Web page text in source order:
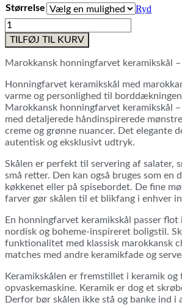
til
kr. 299,00
Størrelse
Ryd
Marokkansk
honningfarvet
keramikskål
Puk
TILFØJ TIL KURV
Marokkansk honningfarvet keramikskål
Honningfarvet keramikskål med
varme og personlighed til
Marokkansk honningfarvet keramikskål
med detaljerede håndinspirerede
creme og grønne nuancer. Det elegante
autentisk og eksklusivt udtryk.
Skålen er perfekt til servering af salater,
små retter. Den kan også bruges som en
køkkenet eller på spisebordet. De fine
farver gør skålen til et blikfang i enhver
En honningfarvet keramikskål passer flot
nordisk og boheme-inspireret boligstil.
funktionalitet med klassisk marokkansk
matches med andre keramikfade og
Keramikskålen er fremstillet i keramik og
opvaskemaskine. Keramik er dog et
Derfor bør skålen ikke stå og banke ind i